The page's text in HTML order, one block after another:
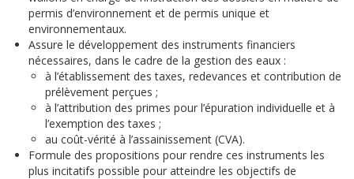
permis d’environnement et de permis unique et
environnementaux.
Assure le développement des instruments financiers
nécessaires, dans le cadre de la gestion des eaux :
à l’établissement des taxes, redevances et contribution de
prélèvement perçues ;
à l’attribution des primes pour l’épuration individuelle et à
l’exemption des taxes ;
au coût-vérité à l’assainissement (CVA).
Formule des propositions pour rendre ces instruments les
plus incitatifs possible pour atteindre les objectifs de